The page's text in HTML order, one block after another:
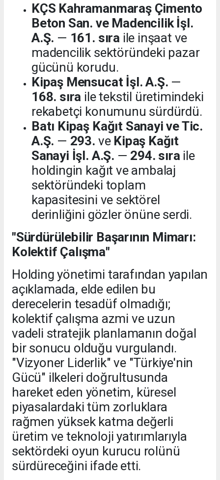
KÇS Kahramanmaraş Çimento
Beton San. ve Madencilik İşl.
A.Ş. — 161. sıra ile inşaat ve
madencilik sektöründeki pazar
gücünü korudu.
Kipaş Mensucat İşl. A.Ş. —
168. sıra ile tekstil üretimindeki
rekabetçi konumunu sürdürdü.
Batı Kipaş Kağıt Sanayi ve Tic.
A.Ş. — 293. ve Kipaş Kağıt
Sanayi İşl. A.Ş. — 294. sıra ile
holdingin kağıt ve ambalaj
sektöründeki toplam
kapasitesini ve sektörel
derinliğini gözler önüne serdi.
"Sürdürülebilir Başarının Mimarı:
Kolektif Çalışma"
Holding yönetimi tarafından yapılan
açıklamada, elde edilen bu
derecelerin tesadüf olmadığı;
kolektif çalışma azmi ve uzun
vadeli stratejik planlamanın doğal
bir sonucu olduğu vurgulandı.
"Vizyoner Liderlik" ve "Türkiye'nin
Gücü" ilkeleri doğrultusunda
hareket eden yönetim, küresel
piyasalardaki tüm zorluklara
rağmen yüksek katma değerli
üretim ve teknoloji yatırımlarıyla
sektördeki oyun kurucu rolünü
sürdüreceğini ifade etti.